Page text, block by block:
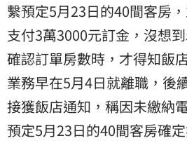
繫預定5月23日的40間客房
支付3萬3000元訂金，沒想
確認訂單房數時，才得知飯
業務早在5月4日就離職，後
接獲飯店通知，稱因未繳納
預定5月23日的40間客房確